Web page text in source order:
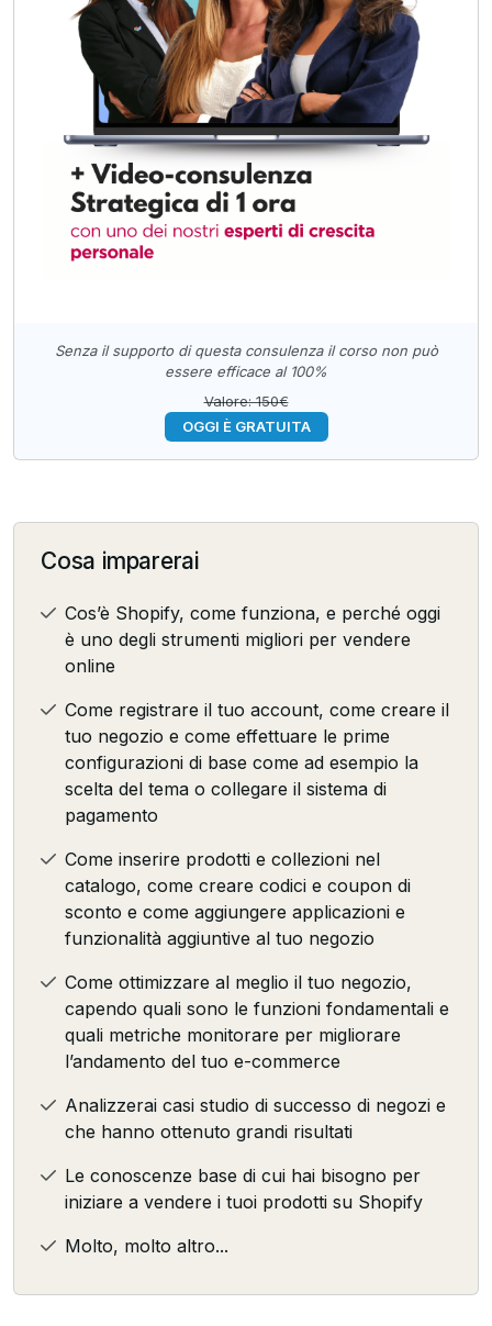
Senza il supporto di questa consulenza il corso non può
essere efficace al 100%
Valore: 150€
OGGI È GRATUITA
Cosa imparerai
Cos’è Shopify, come funziona, e perché oggi
è uno degli strumenti migliori per vendere
online
Come registrare il tuo account, come creare il
tuo negozio e come effettuare le prime
configurazioni di base come ad esempio la
scelta del tema o collegare il sistema di
pagamento
Come inserire prodotti e collezioni nel
catalogo, come creare codici e coupon di
sconto e come aggiungere applicazioni e
funzionalità aggiuntive al tuo negozio
Come ottimizzare al meglio il tuo negozio,
capendo quali sono le funzioni fondamentali e
quali metriche monitorare per migliorare
l’andamento del tuo e-commerce
Analizzerai casi studio di successo di negozi e
che hanno ottenuto grandi risultati
Le conoscenze base di cui hai bisogno per
iniziare a vendere i tuoi prodotti su Shopify
Molto, molto altro...